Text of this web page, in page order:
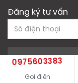
Đăng ký tư vấn
0975603383
Gọi điện